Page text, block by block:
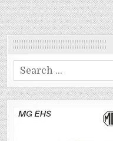
Search
for: